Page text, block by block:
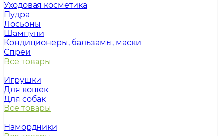
Уходовая косметика
Пудра
Лосьоны
Шампуни
Кондиционеры, бальзамы, маски
Спреи
Все товары
Игрушки
Для кошек
Для собак
Все товары
Намордники